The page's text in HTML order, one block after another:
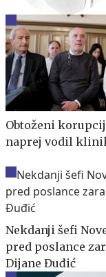
Obtoženi
naprej vodil
Nekdanji šefi
pred poslance
Dijane Đuđić